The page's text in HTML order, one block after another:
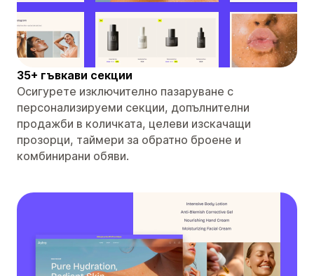
35+ гъвкави секции
Осигурете изключително пазаруване с
персонализируеми секции, допълнителни
продажби в количката, целеви изскачащи
прозорци, таймери за обратно броене и
комбинирани обяви.